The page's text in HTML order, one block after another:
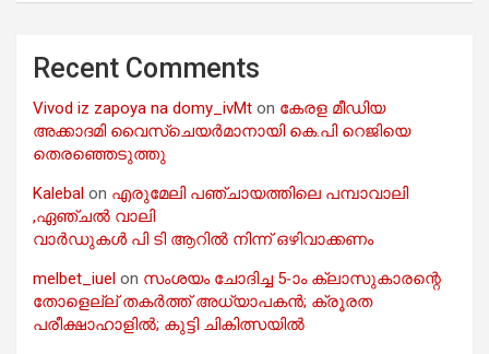
Recent Comments
Vivod iz zapoya na domy_ivMt on കേരള മീഡിയ
അക്കാദമി വൈസ്ചെയർമാനായി കെ.പി റെജിയെ
തെരഞ്ഞെടുത്തു
Kalebal on എരുമേലി പഞ്ചായത്തിലെ പമ്പാവാലി
,ഏഞ്ചൽ വാലി
വാർഡുകൾ പി ടി ആറിൽ നിന്ന് ഒഴിവാക്കണം
melbet_iuel on സംശയം ചോദിച്ച 5-ാം ക്ലാസുകാരന്റെ
തോളെല്ല് തകർത്ത് അധ്യാപകൻ; ക്രൂരത
പരീക്ഷാഹാളിൽ; കുട്ടി ചികിത്സയിൽ